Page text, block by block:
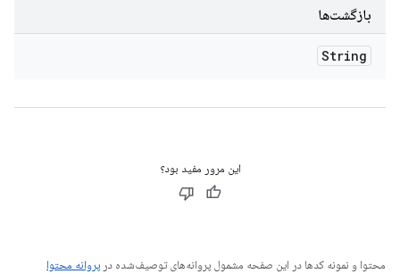
بازگشت‌ها
String
این مرور مفید بود؟
محتوا و نمونه کدها در این صفحه مشمول پروانه‌های توصیف‌شده در پروانه محتوا